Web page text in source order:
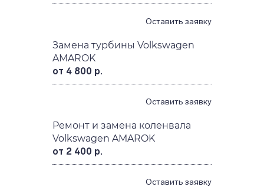
Оставить заявку
Замена турбины Volkswagen
AMAROK
от 4 800 р.
Оставить заявку
Ремонт и замена коленвала
Volkswagen AMAROK
от 2 400 р.
Оставить заявку